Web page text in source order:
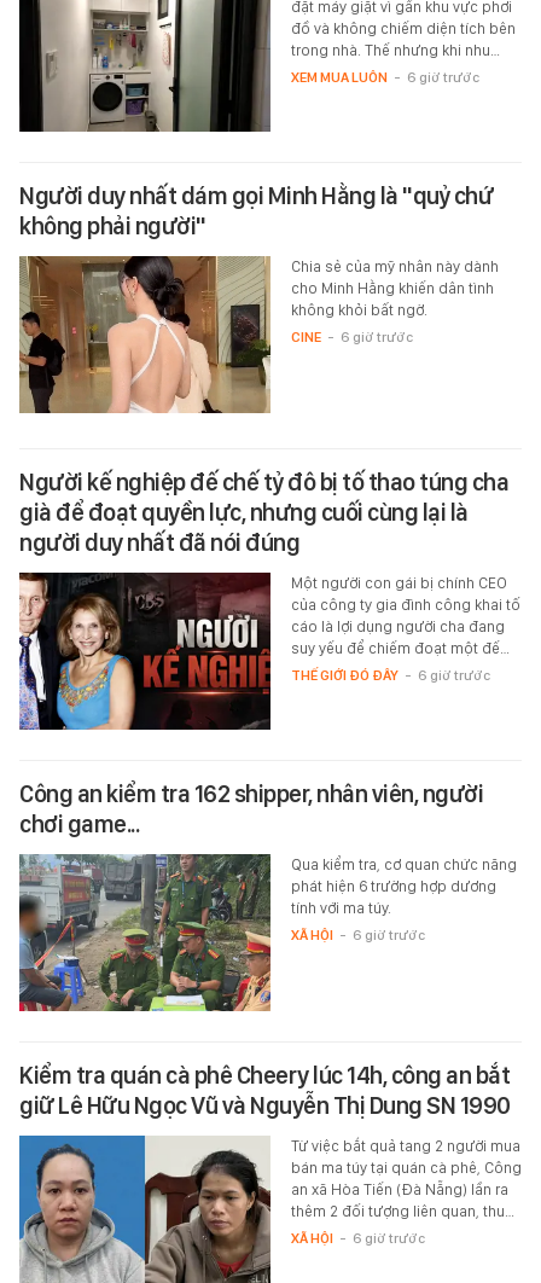
đặt máy giặt vì gần khu vực phơi
đồ và không chiếm diện tích bên
trong nhà. Thế nhưng khi nhu…
XEM MUA LUÔN - 6 giờ trước
Người duy nhất dám gọi Minh Hằng là "quỷ chứ
không phải người"
Chia sẻ của mỹ nhân này dành
cho Minh Hằng khiến dân tình
không khỏi bất ngờ.
CINE - 6 giờ trước
Người kế nghiệp đế chế tỷ đô bị tố thao túng cha
già để đoạt quyền lực, nhưng cuối cùng lại là
người duy nhất đã nói đúng
Một người con gái bị chính CEO
của công ty gia đình công khai tố
cáo là lợi dụng người cha đang
suy yếu để chiếm đoạt một đế…
THẾ GIỚI ĐÓ ĐÂY - 6 giờ trước
Công an kiểm tra 162 shipper, nhân viên, người
chơi game...
Qua kiểm tra, cơ quan chức năng
phát hiện 6 trường hợp dương
tính với ma túy.
XÃ HỘI - 6 giờ trước
Kiểm tra quán cà phê Cheery lúc 14h, công an bắt
giữ Lê Hữu Ngọc Vũ và Nguyễn Thị Dung SN 1990
Từ việc bắt quả tang 2 người mua
bán ma túy tại quán cà phê, Công
an xã Hòa Tiến (Đà Nẵng) lần ra
thêm 2 đối tượng liên quan, thu…
XÃ HỘI - 6 giờ trước